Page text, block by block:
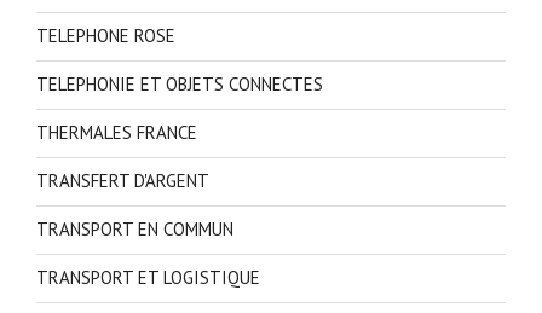
TELEPHONE ROSE
TELEPHONIE ET OBJETS CONNECTES
THERMALES FRANCE
TRANSFERT D'ARGENT
TRANSPORT EN COMMUN
TRANSPORT ET LOGISTIQUE